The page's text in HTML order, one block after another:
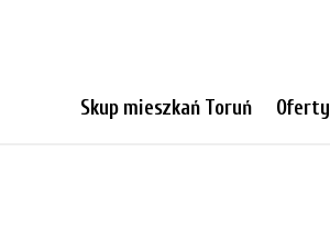
Skup mieszkań Toruń Oferty